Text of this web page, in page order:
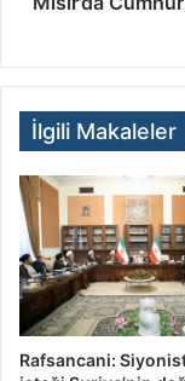
İlgili Makaleler
Rafsancani: